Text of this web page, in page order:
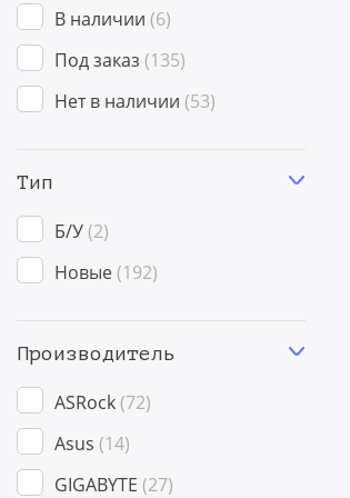
В наличии 6
Под заказ 135
Нет в наличии 53
Тип
Б/У 2
Новые 192
Производитель
ASRock 72
Asus 14
GIGABYTE 27